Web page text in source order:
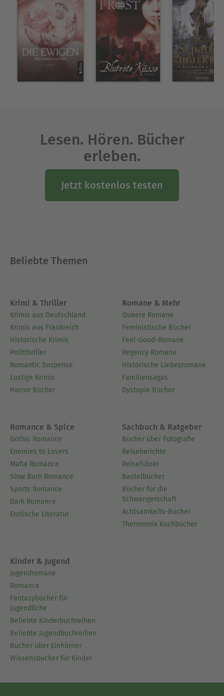
Lesen. Hören. Bücher
erleben.
Jetzt kostenlos testen
Beliebte Themen
Krimi & Thriller
Krimis aus Deutschland
Krimis aus Frankreich
Historische Krimis
Politthriller
Romantic Suspense
Lustige Krimis
Horror Bücher
Romane & Mehr
Queere Romane
Feministische Bücher
Feel-Good-Romane
Regency Romane
Historische Liebesromane
Familiensagas
Dystopie Bücher
Romance & Spice
Gothic Romance
Enemies to Lovers
Mafia Romance
Slow Burn Romance
Sports Romance
Dark Romance
Erotische Literatur
Sachbuch & Ratgeber
Bücher über Fotografie
Reiseberichte
Reiseführer
Bastelbücher
Bücher für die
Schwangerschaft
Achtsamkeits-Bücher
Thermomix Kochbücher
Kinder & Jugend
Jugendromane
Romance
Fantasybücher für
Jugendliche
Beliebte Kinderbuchreihen
Beliebte Jugendbuchreihen
Bücher über Einhörner
Wissensbücher für Kinder